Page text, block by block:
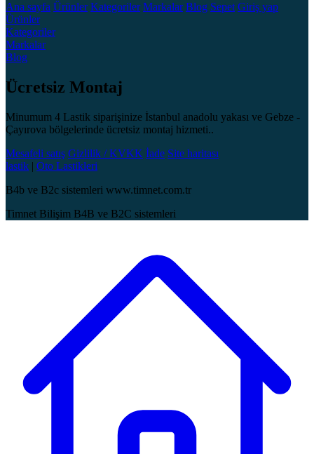
Ana sayfa Ürünler Kategoriler Markalar Blog Sepet Giriş yap
Ürünler
Kategoriler
Markalar
Blog
Ücretsiz Montaj
Minumum 4 Lastik siparişinize İstanbul anadolu yakası ve Gebze -
Çayırova bölgelerinde ücretsiz montaj hizmeti..
Mesafeli satış Gizlilik / KVKK İade Site haritası
lastik | Oto Lastikleri
B4b ve B2c sistemleri www.timnet.com.tr
Timnet Bilişim B4B ve B2C sistemleri